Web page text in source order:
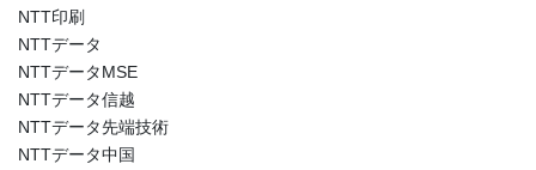
NTT印刷
NTTデータ
NTTデータMSE
NTTデータ信越
NTTデータ先端技術
NTTデータ中国